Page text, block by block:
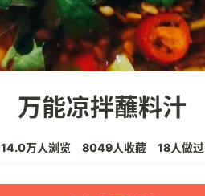
万能凉拌蘸料汁
14.0万人浏览 8049人收藏 18人做过